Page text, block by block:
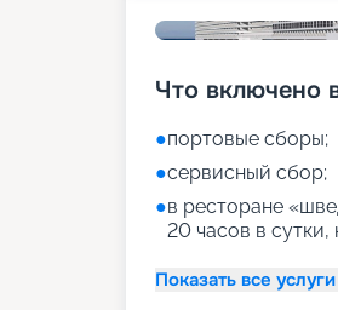
Что включено
●портовые сборы;
●сервисный сбор;
●в ресторане
20 часов в сутки,
Показать все услуги